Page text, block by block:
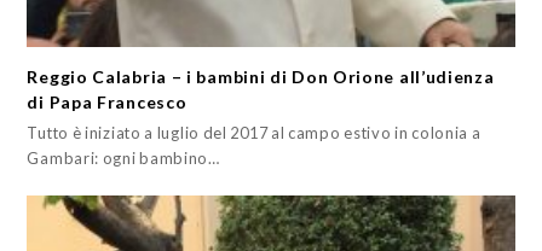
Reggio Calabria – i bambini di Don Orione all’udienza
di Papa Francesco
Tutto è iniziato a luglio del 2017 al campo estivo in colonia a
Gambari: ogni bambino…